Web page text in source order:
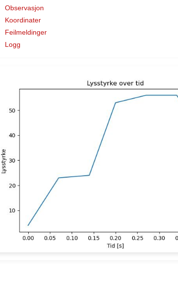
Observasjon
Koordinater
Feilmeldinger
Logg